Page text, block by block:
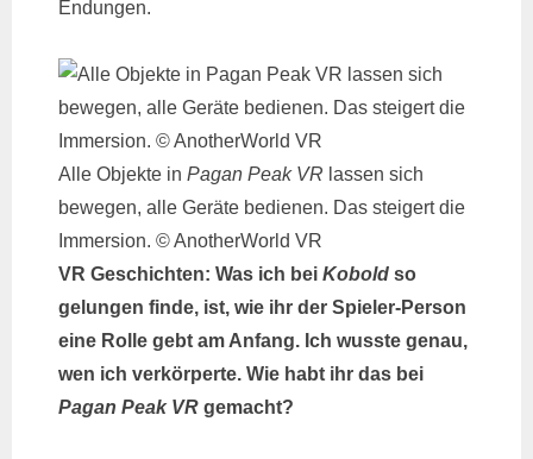
Endungen.
Alle Objekte in Pagan Peak VR lassen sich
bewegen, alle Geräte bedienen. Das steigert die
Immersion. © AnotherWorld VR
VR Geschichten: Was ich bei Koboldso
gelungen finde, ist, wie ihr der Spieler-Person
eine Rolle gebt am Anfang. Ich wusste genau,
wen ich verkörperte. Wie habt ihr das bei
Pagan Peak VRgemacht?